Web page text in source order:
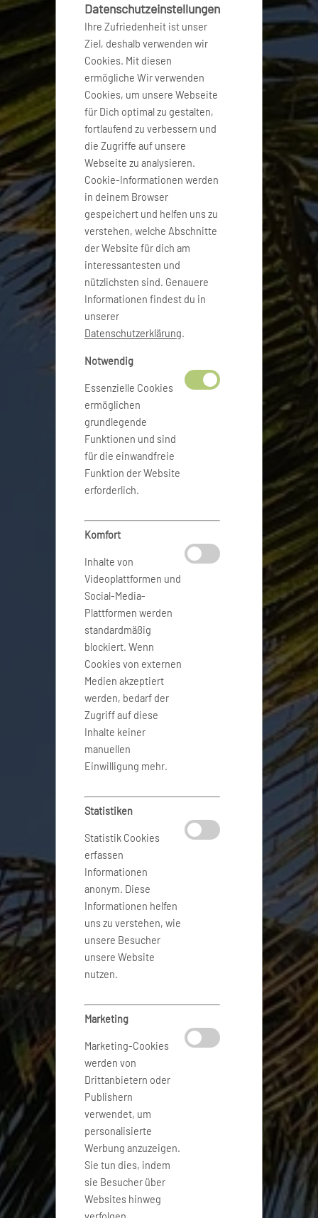
Datenschutzeinstellungen
Ihre Zufriedenheit ist unser
Ziel, deshalb verwenden wir
Cookies. Mit diesen
ermögliche Wir verwenden
Cookies, um unsere Webseite
für Dich optimal zu gestalten,
fortlaufend zu verbessern und
die Zugriffe auf unsere
Webseite zu analysieren.
Cookie-Informationen werden
in deinem Browser
gespeichert und helfen uns zu
verstehen, welche Abschnitte
der Website für dich am
interessantesten und
nützlichsten sind. Genauere
Informationen findest du in
unserer
Datenschutzerklärung.
Notwendig
Essenzielle Cookies
ermöglichen
grundlegende
Funktionen und sind
für die einwandfreie
Funktion der Website
erforderlich.
Komfort
Inhalte von
Videoplattformen und
Social-Media-
Plattformen werden
standardmäßig
blockiert. Wenn
Cookies von externen
Medien akzeptiert
werden, bedarf der
Zugriff auf diese
Inhalte keiner
manuellen
Einwilligung mehr.
Statistiken
Statistik Cookies
erfassen
Informationen
anonym. Diese
Informationen helfen
uns zu verstehen, wie
unsere Besucher
unsere Website
nutzen.
Marketing
Marketing-Cookies
werden von
Drittanbietern oder
Publishern
verwendet, um
personalisierte
Werbung anzuzeigen.
Sie tun dies, indem
sie Besucher über
Websites hinweg